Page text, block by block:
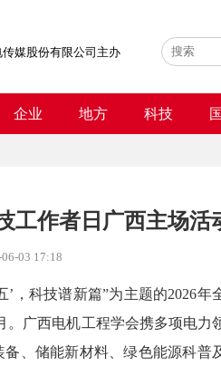
媒股份有限公司主办
企业 地方 科技
工作者日广西主场活
03 17:18
’，科技谱新篇”为主题的2026年
。广西电机工程学会携多项电力
、储能新材料、绿色能源科普